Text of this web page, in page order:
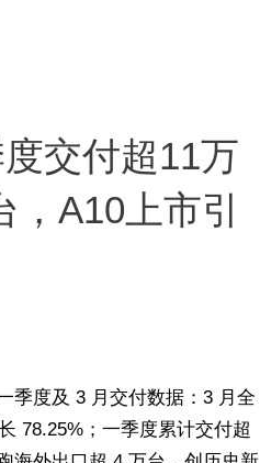
交付超11万
A10上市引
季度及 3 月交付数据：3 月全
78.25%；一季度累计交付超